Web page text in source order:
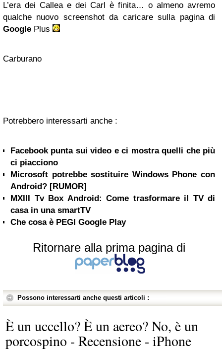
L’era dei Callea e dei Carl è finita… o almeno avremo
qualche nuovo screenshot da caricare sulla pagina di
Google Plus
Carburano
Potrebbero interessarti anche :
Facebook punta sui video e ci mostra quelli che più
ci piacciono
Microsoft potrebbe sostituire Windows Phone con
Android? [RUMOR]
MXIII Tv Box Android: Come trasformare il TV di
casa in una smartTV
Che cosa è PEGI Google Play
Ritornare alla prima pagina di
Possono interessarti anche questi articoli :
È un uccello? È un aereo? No, è un
porcospino - Recensione - iPhone